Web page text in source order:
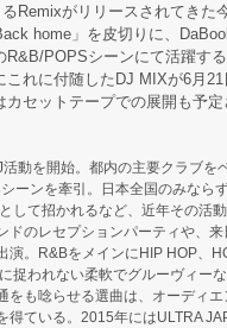
Remixがリリースされてきた
home」を皮切りに、
R&B/POPSシーンにて活躍す
これに付随したDJ MIXが6月
セットテープでの展開も予定
動を開始。都内の主要クラブを
ーンを牽引。日本全国のみなら
して招かれるなど、近年その活
ドのレセプションパーティや、
演。R&BをメインにHIP HOP、
捉われない柔軟でグルーヴィー
をも唸らせる選曲は、オーディ
得ている。2015年にはULTRA